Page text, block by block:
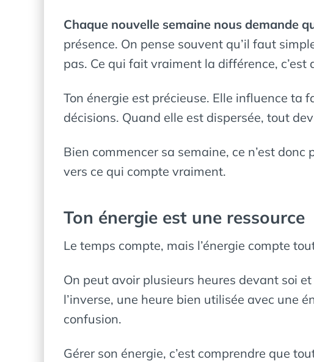
Chaque nouvelle semaine nous demande
présence. On pense souvent qu’il faut
pas. Ce qui fait vraiment la différence,
Ton énergie est précieuse. Elle influence ta
décisions. Quand elle est dispersée, tout
Bien commencer sa semaine, ce n’est
vers ce qui compte vraiment.
Ton énergie est une ressource
Le temps compte, mais l’énergie compte
On peut avoir plusieurs heures devant soi
l’inverse, une heure bien utilisée avec une
confusion.
Gérer son énergie, c’est comprendre que